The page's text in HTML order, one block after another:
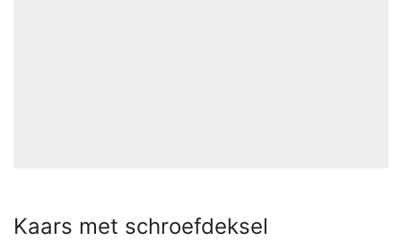
Kaars met schroefdeksel